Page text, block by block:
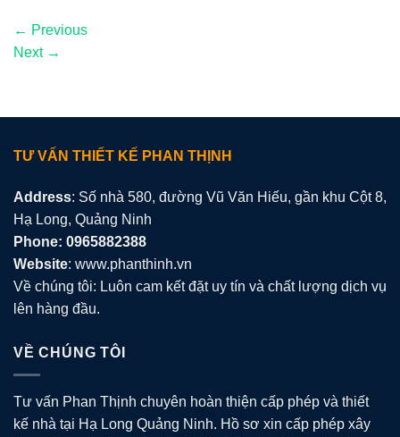
← Previous
Next →
TƯ VẤN THIẾT KẾ PHAN THỊNH
Address: Số nhà 580, đường Vũ Văn Hiếu, gần khu Cột 8,
Hạ Long, Quảng Ninh
Phone: 0965882388
Website: www.phanthinh.vn
Về chúng tôi: Luôn cam kết đặt uy tín và chất lượng dịch vụ
lên hàng đầu.
VỀ CHÚNG TÔI
Tư vấn Phan Thịnh chuyên hoàn thiện cấp phép và thiết
kế nhà tại Hạ Long Quảng Ninh. Hồ sơ xin cấp phép xây